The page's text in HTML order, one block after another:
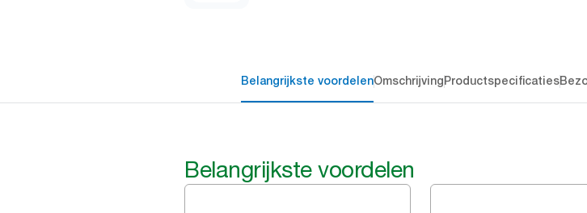
Belangrijkste voordelenOmschrijvingProductspecificaties
Belangrijkste voordelen